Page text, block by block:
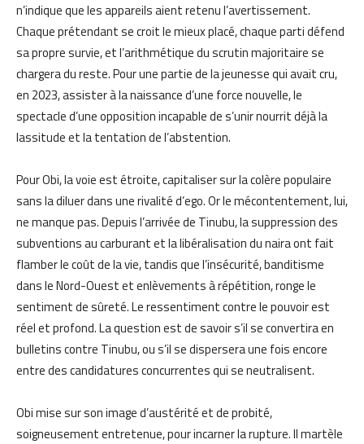
n’indique que les appareils aient retenu l’avertissement.
Chaque prétendant se croit le mieux placé, chaque parti défend
sa propre survie, et l’arithmétique du scrutin majoritaire se
chargera du reste. Pour une partie de la jeunesse qui avait cru,
en 2023, assister à la naissance d’une force nouvelle, le
spectacle d’une opposition incapable de s’unir nourrit déjà la
lassitude et la tentation de l’abstention.
Pour Obi, la voie est étroite, capitaliser sur la colère populaire
sans la diluer dans une rivalité d’ego. Or le mécontentement, lui,
ne manque pas. Depuis l’arrivée de Tinubu, la suppression des
subventions au carburant et la libéralisation du naira ont fait
flamber le coût de la vie, tandis que l’insécurité, banditisme
dans le Nord-Ouest et enlèvements à répétition, ronge le
sentiment de sûreté. Le ressentiment contre le pouvoir est
réel et profond. La question est de savoir s’il se convertira en
bulletins contre Tinubu, ou s’il se dispersera une fois encore
entre des candidatures concurrentes qui se neutralisent.
Obi mise sur son image d’austérité et de probité,
soigneusement entretenue, pour incarner la rupture. Il martèle